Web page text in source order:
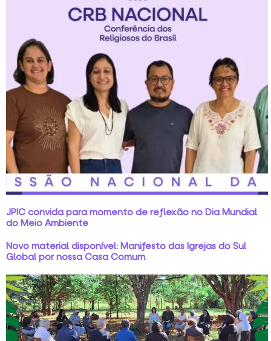
JPIC convida para momento de reflexão no Dia Mundial
do Meio Ambiente
Novo material disponível: Manifesto das Igrejas do Sul
Global por nossa Casa Comum